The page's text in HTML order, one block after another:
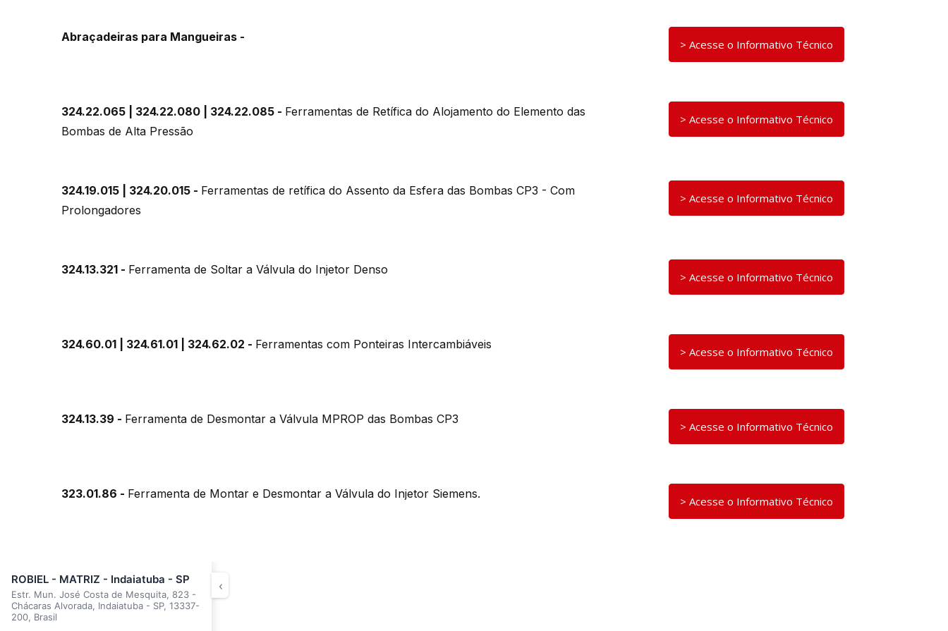
Abraçadeiras para Mangueiras -
> Acesse o Informativo Técnico
324.22.065 | 324.22.080 | 324.22.085 - Ferramentas de Retífica do Alojamento do Elemento das
Bombas de Alta Pressão
> Acesse o Informativo Técnico
324.19.015 | 324.20.015 - Ferramentas de retífica do Assento da Esfera das Bombas CP3 - Com
Prolongadores
> Acesse o Informativo Técnico
324.13.321 - Ferramenta de Soltar a Válvula do Injetor Denso
> Acesse o Informativo Técnico
324.60.01 | 324.61.01 | 324.62.02 - Ferramentas com Ponteiras Intercambiáveis
> Acesse o Informativo Técnico
324.13.39 - Ferramenta de Desmontar a Válvula MPROP das Bombas CP3
> Acesse o Informativo Técnico
323.01.86 - Ferramenta de Montar e Desmontar a Válvula do Injetor Siemens.
> Acesse o Informativo Técnico
ROBIEL - MATRIZ - Indaiatuba - SP
Estr. Mun. José Costa de Mesquita, 823 -
Chácaras Alvorada, Indaiatuba - SP, 13337-
200, Brasil
‹